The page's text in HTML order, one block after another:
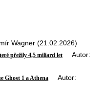
Wagner (21.02.2026)
přežily 4,5 miliard let Autor:
Ghost 1 a Athena Autor: